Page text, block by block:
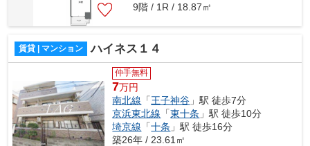
9階 / 1R / 18.87㎡
賃貸 | マンション ハイネス１４
仲手無料
7万円
南北線 「王子神谷 」駅 徒歩7分
京浜東北線 「東十条 」駅 徒歩10分
埼京線 「十条 」駅 徒歩16分
築26年 / 23.61㎡